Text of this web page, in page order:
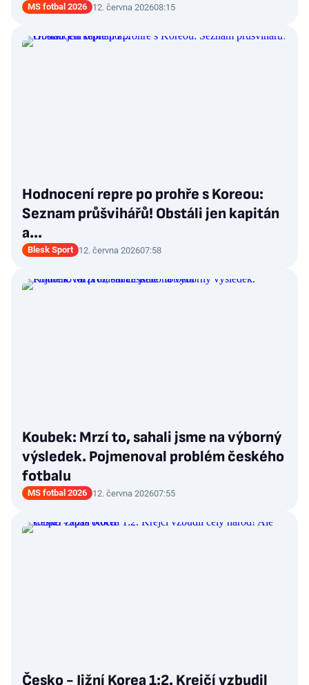
MS fotbal 2026 12. června 202608:15
Hodnocení repre po prohře s Koreou:
Seznam průšvihářů! Obstáli jen kapitán
a...
Blesk Sport 12. června 202607:58
Koubek: Mrzí to, sahali jsme na výborný
výsledek. Pojmenoval problém českého
fotbalu
MS fotbal 2026 12. června 202607:55
Česko - Jižní Korea 1:2. Krejčí vzbudil